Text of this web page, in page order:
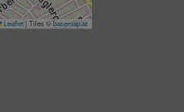
Leaflet|Tiles ©basemap.at